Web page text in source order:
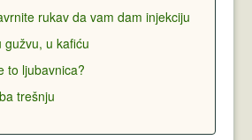
rukav da vam dam injekciju
gužvu, u kafiću
to ljubavnica?
trešnju